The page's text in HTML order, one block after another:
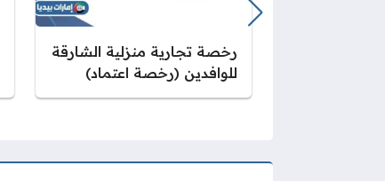
رخصة تجارية منزلية الشارقة
للوافدين (رخصة اعتماد)